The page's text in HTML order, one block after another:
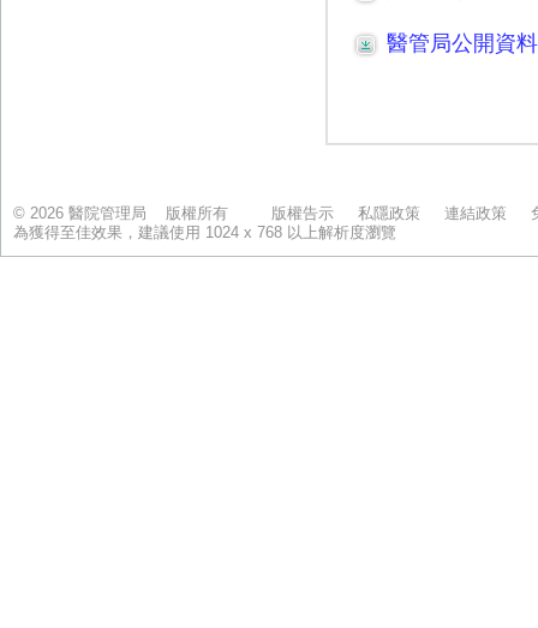
© 2026 醫院管理局 版權所有 版權告示 私隱政策 連結政策
為獲得至佳效果，建議使用 1024 x 768 以上解析度瀏覽